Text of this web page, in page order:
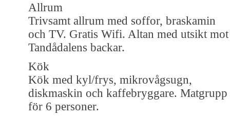
Allrum
Trivsamt allrum med soffor, braskamin
och TV. Gratis Wifi. Altan med utsikt mot
Tandådalens backar.
Kök
Kök med kyl/frys, mikrovågsugn,
diskmaskin och kaffebryggare. Matgrupp
för 6 personer.